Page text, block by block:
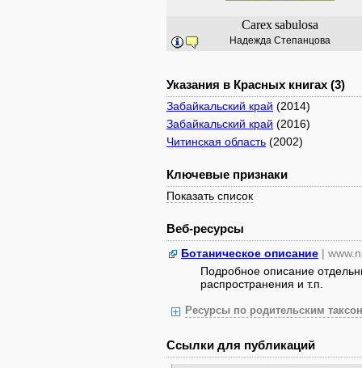
Carex sabulosa
Надежда Степанцова
Указания в Красных книгах (3)
Забайкальский край (2014)
Забайкальский край (2016)
Читинская область (2002)
Ключевые признаки
Показать список
Веб-ресурсы
Ботаническое описание |
Подробное описание
распространения и т.п.
Ресурсы по родительским
Ссылки для публикаций